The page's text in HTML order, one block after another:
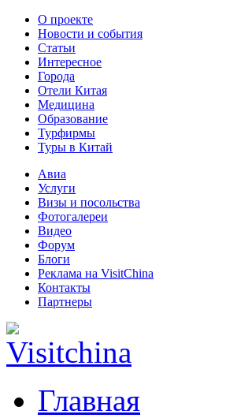
О проекте
Новости и события
Статьи
Интересное
Города
Отели Китая
Медицина
Образование
Турфирмы
Туры в Китай
Авиа
Услуги
Визы и посольства
Фотогалереи
Видео
Форум
Блоги
Реклама на VisitChina
Контакты
Партнеры
Главная